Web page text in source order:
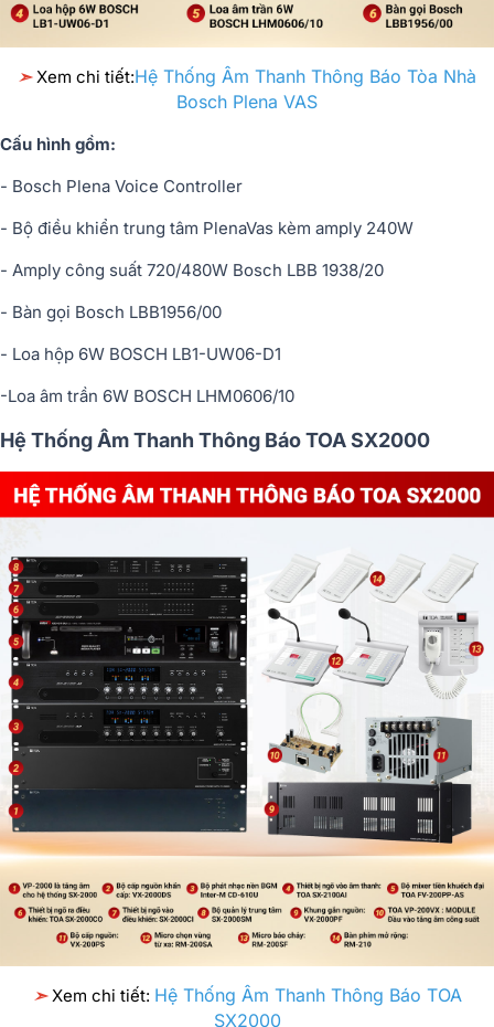
➣ Xem chi tiết:Hệ Thống Âm Thanh Thông Báo Tòa Nhà
Bosch Plena VAS
Cấu hình gồm:
- Bosch Plena Voice Controller
- Bộ điều khiển trung tâm PlenaVas kèm amply 240W
- Amply công suất 720/480W Bosch LBB 1938/20
- Bàn gọi Bosch LBB1956/00
- Loa hộp 6W BOSCH LB1-UW06-D1
-Loa âm trần 6W BOSCH LHM0606/10
Hệ Thống Âm Thanh Thông Báo TOA SX2000
➣ Xem chi tiết: Hệ Thống Âm Thanh Thông Báo TOA
SX2000